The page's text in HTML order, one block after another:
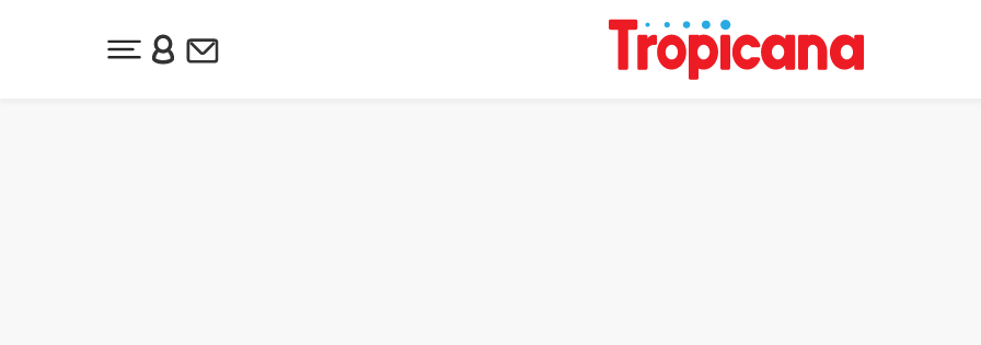
Desplegar menú principal
Inicia sesión o regístrate
Newsletter